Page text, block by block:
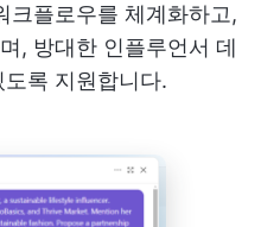
크플로우를 체계화하고,
, 방대한 인플루언서 데
록 지원합니다.